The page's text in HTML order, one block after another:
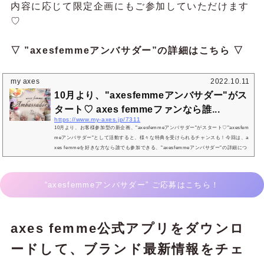
内容に応じて限定企画にもご参加していただけます
♡
▽ ”axesfemmeアンバサダー”の詳細はこちら ▽
my axes 2022.10.11
10月より、"axesfemmeアンバサダー"がス
タート♡ axes femmeファンなら誰...
https://www.my-axes.jp/7311
10月より、お客様参加型の新企画、"axesfemmeアンバサダー"がスタート♡"axesfem
meアンバサダー"として活動すると、様々な特典を受けられるチャンスも！今回は、a
xes femmeを好きな方なら誰でも参加できる、"axesfemmeアンバサダー"の詳細につ
いてご紹介します♩10月からスタートする新企画、“axesfemmeアンバサダー ” と
観が...
“axesfemmeアンバサダー” ご応募はこちら！
axes femme公式アプリをダウンロ
ードして、ブランド最新情報をチェ